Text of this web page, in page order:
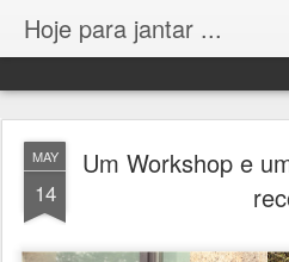
Hoje para jantar ...
MAY
14
Um Workshop e